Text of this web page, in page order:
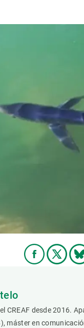
CREAF desde 2016.
máster en